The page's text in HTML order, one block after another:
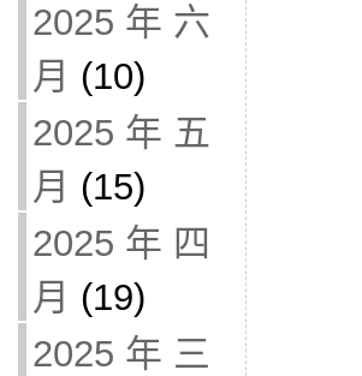
2025 年 六
月 (10)
2025 年 五
月 (15)
2025 年 四
月 (19)
2025 年 三